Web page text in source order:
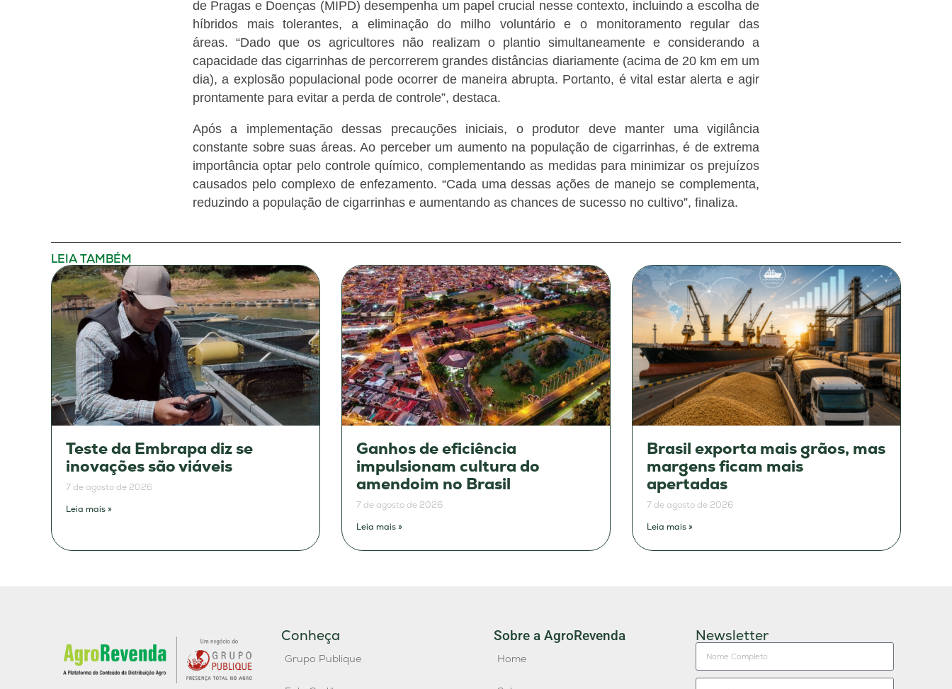
de Pragas e Doenças (MIPD) desempenha um papel crucial nesse contexto, incluindo a escolha de
híbridos mais tolerantes, a eliminação do milho voluntário e o monitoramento regular das
áreas.“Dado que os agricultores não realizam o plantio simultaneamente e considerando a
capacidade das cigarrinhas de percorrerem grandes distâncias diariamente (acima de 20 km em um
dia), a explosão populacional pode ocorrer de maneira abrupta. Portanto, é vital estar alerta e agir
prontamente para evitar a perda de controle”, destaca.
Após a implementação dessas precauções iniciais, o produtor deve manter uma vigilância
constante sobre suas áreas. Ao perceber um aumento na população de cigarrinhas, é de extrema
importância optar pelo controle químico, complementando as medidas para minimizar os prejuízos
causados pelo complexo de enfezamento. “Cada uma dessas ações de manejo se complementa,
reduzindo a população de cigarrinhas e aumentando as chances de sucesso no cultivo”, finaliza.
LEIA TAMBÉM
Teste da Embrapa diz se
inovações são viáveis
7 de agosto de 2026
Leia mais »
Ganhos de eficiência
impulsionam cultura do
amendoim no Brasil
7 de agosto de 2026
Leia mais »
Brasil exporta mais grãos, mas
margens ficam mais
apertadas
7 de agosto de 2026
Leia mais »
Conheça
Grupo Publique
Sobre a AgroRevenda
Home
Newsletter